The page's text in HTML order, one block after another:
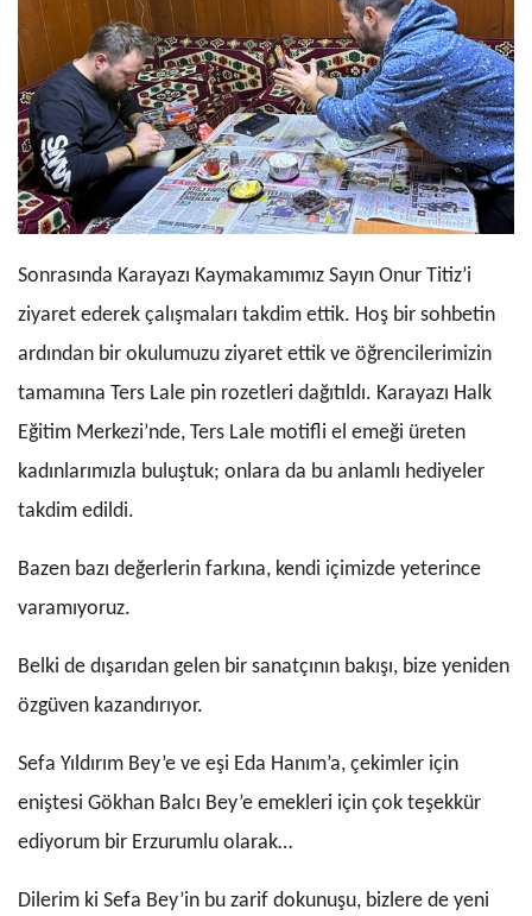
Sonrasında Karayazı Kaymakamımız Sayın Onur Titiz’i
ziyaret ederek çalışmaları takdim ettik. Hoş bir sohbetin
ardından bir okulumuzu ziyaret ettik ve öğrencilerimizin
tamamına Ters Lale pin rozetleri dağıtıldı. Karayazı Halk
Eğitim Merkezi’nde, Ters Lale motifli el emeği üreten
kadınlarımızla buluştuk; onlara da bu anlamlı hediyeler
takdim edildi.
Bazen bazı değerlerin farkına, kendi içimizde yeterince
varamıyoruz.
Belki de dışarıdan gelen bir sanatçının bakışı, bize yeniden
özgüven kazandırıyor.
Sefa Yıldırım Bey’e ve eşi Eda Hanım’a, çekimler için
eniştesi Gökhan Balcı Bey’e emekleri için çok teşekkür
ediyorum bir Erzurumlu olarak…
Dilerim ki Sefa Bey’in bu zarif dokunuşu, bizlere de yeni